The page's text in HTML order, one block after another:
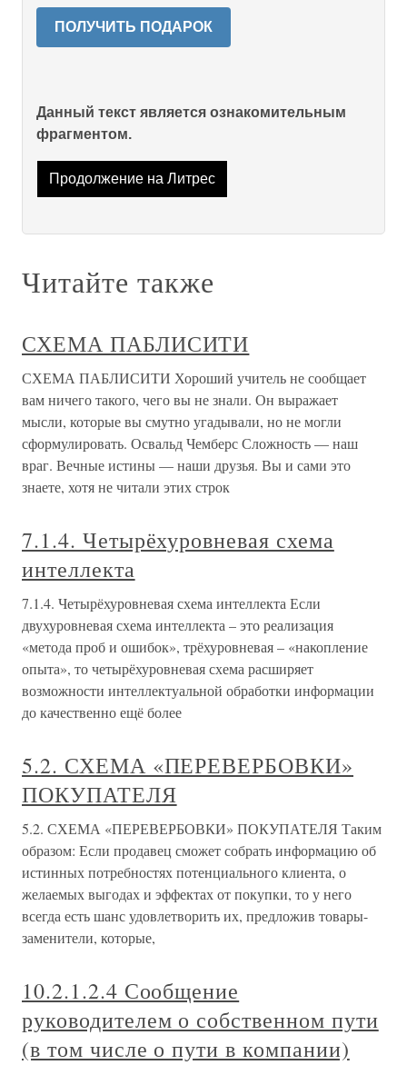
ПОЛУЧИТЬ ПОДАРОК
Данный текст является ознакомительным
фрагментом.
Продолжение на Литрес
Читайте также
СХЕМА ПАБЛИСИТИ
СХЕМА ПАБЛИСИТИ Хороший учитель не сообщает
вам ничего такого, чего вы не знали. Он выражает
мысли, которые вы смутно угадывали, но не могли
сформулировать. Освальд Чемберс Сложность — наш
враг. Вечные истины — наши друзья. Вы и сами это
знаете, хотя не читали этих строк
7.1.4. Четырёхуровневая схема
интеллекта
7.1.4. Четырёхуровневая схема интеллекта Если
двухуровневая схема интеллекта – это реализация
«метода проб и ошибок», трёхуровневая – «накопление
опыта», то четырёхуровневая схема расширяет
возможности интеллектуальной обработки информации
до качественно ещё более
5.2. СХЕМА «ПЕРЕВЕРБОВКИ»
ПОКУПАТЕЛЯ
5.2. СХЕМА «ПЕРЕВЕРБОВКИ» ПОКУПАТЕЛЯ Таким
образом: Если продавец сможет собрать информацию об
истинных потребностях потенциального клиента, о
желаемых выгодах и эффектах от покупки, то у него
всегда есть шанс удовлетворить их, предложив товары-
заменители, которые,
10.2.1.2.4 Сообщение
руководителем о собственном пути
(в том числе о пути в компании)